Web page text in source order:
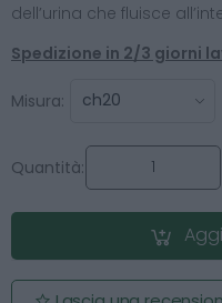
dell’urina che fluisce
Spedizione in 2/3 giorni
Misura:
Quantità: